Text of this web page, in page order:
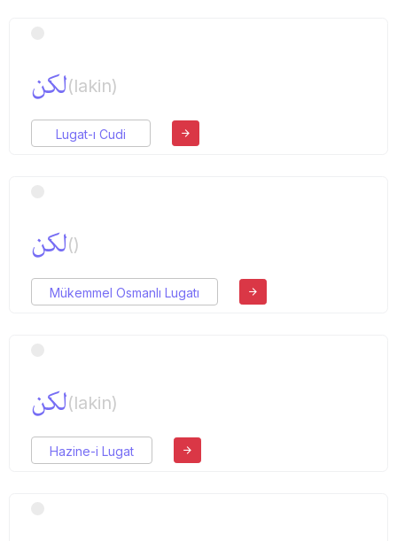
لكن(lakin)
Lugat-ı Cudi
لكن()
Mükemmel Osmanlı Lugatı
لكن(lakin)
Hazine-i Lugat